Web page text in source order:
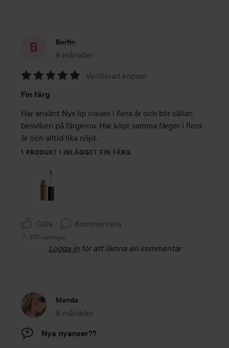
Berfin
8 månader
Inlägget skapades 8 månader
5
av
5
Verifierad köpare
Fin färg
Har använt Nyx lip cream i flera år och blir sällan
besviken på färgerna. Har köpt samma färger i flera
år och alltid lika nöjd.
1 PRODUKT I INLÄGGET FIN FÄRG
Gilla Kommentera
977 visningar
Logga in för att lämna en kommentar
Manda
8 månader
Inlägget skapades 8 månader
Nya nyanser??